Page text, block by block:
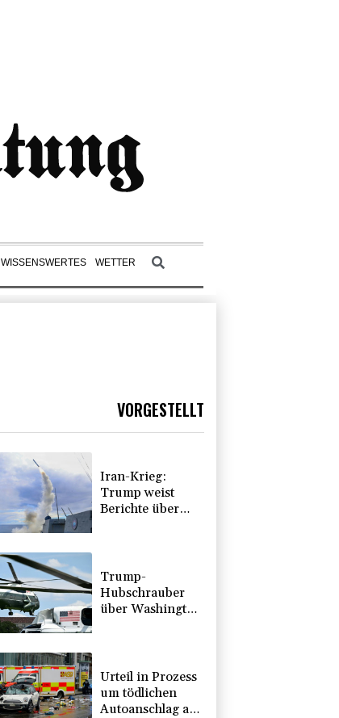
WISSENSWERTES WETTER
VORGESTELLT
Iran-Krieg:
Trump weist
Berichte über
Trump-
Hubschrauber
über Washington
gekommen
Urteil in Prozess
um tödlichen
Autoanschlag auf